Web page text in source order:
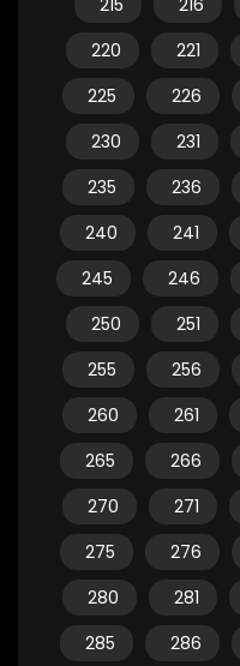
215
216
220
221
225
226
230
231
235
236
240
241
245
246
250
251
255
256
260
261
265
266
270
271
275
276
280
281
285
286